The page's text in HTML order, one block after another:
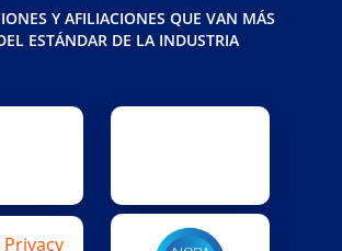
Y AFILIACIONES QUE VAN MÁS
ESTÁNDAR DE LA INDUSTRIA